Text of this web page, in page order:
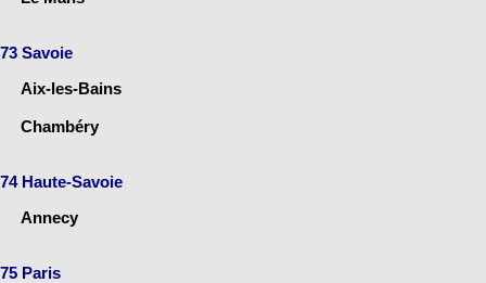
73 Savoie
Aix-les-Bains
Chambéry
74 Haute-Savoie
Annecy
75 Paris